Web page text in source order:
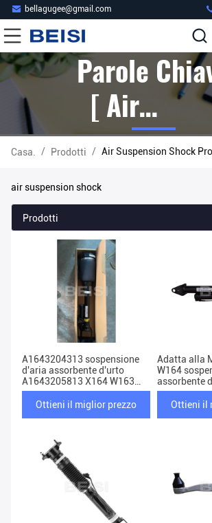
bellagugee@gmail.com
Parole
[ Air
Suspension
Shock ]
Partita 22
Prodotti
Casa. / Prodotti / Air Suspension Shock
air suspension shock
Prodotti
A1643204313 sospensione
d'aria assorbente d'urto
A1643205813 X164 W163
Mercedes
Ottieni il miglior prezzo
Adatta alla
W164
assorbente
Ottieni il